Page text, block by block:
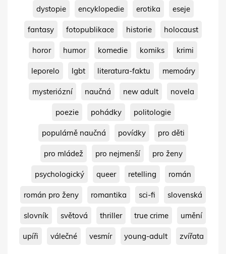
dystopie encyklopedie erotika eseje
fantasy fotopublikace historie holocaust
horor humor komedie komiks krimi
leporelo lgbt literatura-faktu memoáry
mysteriózní naučná new adult novela
poezie pohádky politologie
populárně naučná povídky pro děti
pro mládež pro nejmenší pro ženy
psychologický queer retelling román
román pro ženy romantika sci-fi slovenská
slovník světová thriller true crime umění
upíři válečné vesmír young-adult zvířata